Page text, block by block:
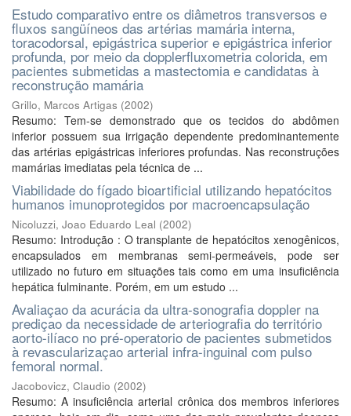
Estudo comparativo entre os diâmetros transversos e
fluxos sangüíneos das artérias mamária interna,
toracodorsal, epigástrica superior e epigástrica inferior
profunda, por meio da dopplerfluxometria colorida, em
pacientes submetidas a mastectomia e candidatas à
reconstrução mamária
Grillo, Marcos Artigas (2002)
Resumo: Tem-se demonstrado que os tecidos do abdômen
inferior possuem sua irrigação dependente predominantemente
das artérias epigástricas inferiores profundas. Nas reconstruções
mamárias imediatas pela técnica de ...
Viabilidade do fígado bioartificial utilizando hepatócitos
humanos imunoprotegidos por macroencapsulação
Nicoluzzi, Joao Eduardo Leal (2002)
Resumo: Introdução : O transplante de hepatócitos xenogênicos,
encapsulados em membranas semi-permeáveis, pode ser
utilizado no futuro em situações tais como em uma insuficiência
hepática fulminante. Porém, em um estudo ...
Avaliaçao da acurácia da ultra-sonografia doppler na
prediçao da necessidade de arteriografia do território
aorto-ilíaco no pré-operatorio de pacientes submetidos
à revascularizaçao arterial infra-inguinal com pulso
femoral normal.
Jacobovicz, Claudio (2002)
Resumo: A insuficiência arterial crônica dos membros inferiores